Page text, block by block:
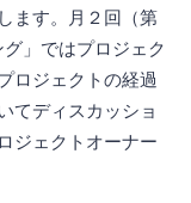
ます。月２回（第
」ではプロジェク
ロジェクトの経過
てディスカッショ
ジェクトオーナー